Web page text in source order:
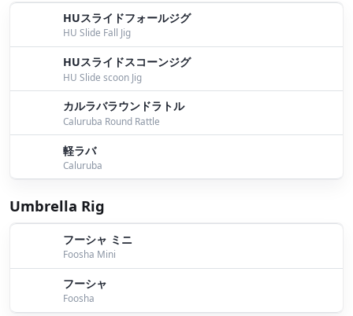
HUスライドフォールジグ
HU Slide Fall Jig
HUスライドスコーンジグ
HU Slide scoon Jig
カルラバラウンドラトル
Caluruba Round Rattle
軽ラバ
Caluruba
Umbrella Rig
フーシャ ミニ
Foosha Mini
フーシャ
Foosha